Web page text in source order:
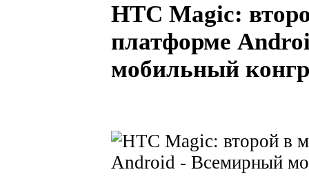
HTC Magic:
платформе
мобильный